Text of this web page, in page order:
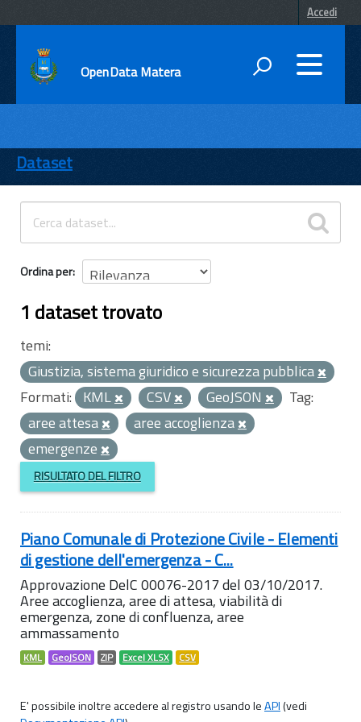
Accedi
OpenData Matera
ENTI
TEMI
INFORMAZIONI
Dataset
Ordina per
1 dataset trovato
temi:
Giustizia, sistema giuridico e sicurezza pubblica
Formati: KML CSV GeoJSON
Tag:
aree attesa
aree accoglienza
emergenze
RISULTATO DEL FILTRO
Piano Comunale di Protezione Civile - Elementi
di gestione dell'emergenza - C...
Approvazione DelC 00076-2017 del 03/10/2017.
Aree accoglienza, aree di attesa, viabilità di
emergenza, zone di confluenza, aree
ammassamento
KML GeoJSON ZIP Excel XLSX CSV
E' possibile inoltre accedere al registro usando leAPI(vedi